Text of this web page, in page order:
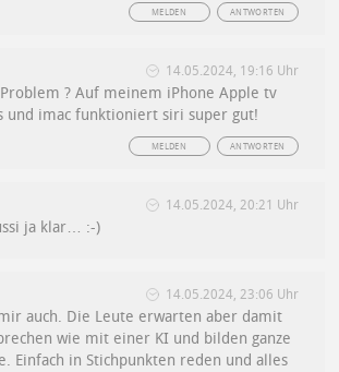
ANTWORTEN
MELDEN
14.05.2024, 19:16 Uhr
? Auf meinem iPhone Apple tv
und imac funktioniert siri super gut!
ANTWORTEN
MELDEN
14.05.2024, 20:21 Uhr
ja klar… :-)
14.05.2024, 23:06 Uhr
auch. Die Leute erwarten aber damit
wie mit einer KI und bilden ganze
Einfach in Stichpunkten reden und alles